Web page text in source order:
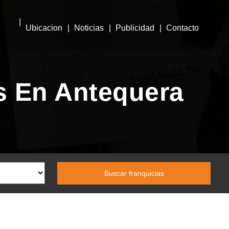
Ubicacion Noticias Publicidad Contacto
En Antequera